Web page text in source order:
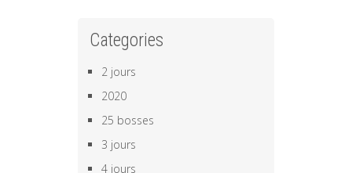
Categories
2 jours
2020
25 bosses
3 jours
4 jours